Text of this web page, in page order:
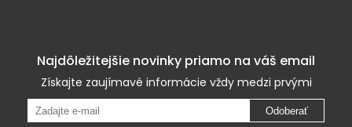
Najdôležitejšie novinky priamo na váš email
Získajte zaujímavé informácie vždy medzi prvými
Odoberať